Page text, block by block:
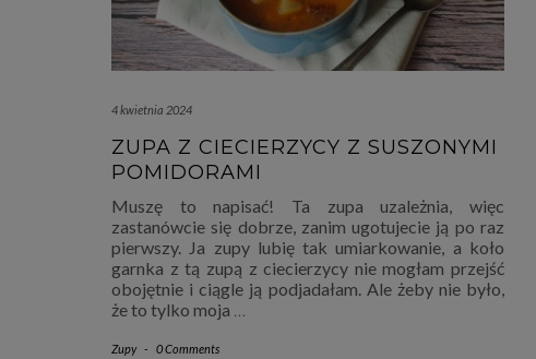
4 kwietnia 2024
ZUPA Z CIECIERZYCY Z SUSZONYMI
POMIDORAMI
Muszę to napisać! Ta zupa uzależnia, więc
zastanówcie się dobrze, zanim ugotujecie ją po raz
pierwszy. Ja zupy lubię tak umiarkowanie, a koło
garnka z tą zupą z ciecierzycy nie mogłam przejść
obojętnie i ciągle ją podjadałam. Ale żeby nie było,
że to tylko moja …
Zupy - 0 Comments